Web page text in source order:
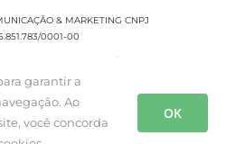
& MARKETING CNPJ
0001-00
Leite, 90 Salgado Filho -
49020-060 Fone: +55 79
garantir a
Ao
você concorda
OK